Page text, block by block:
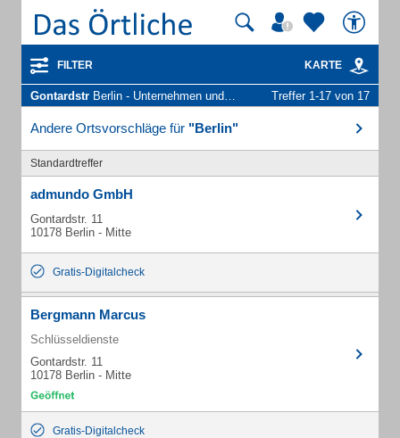
FILTER KARTE
Gontardstr Berlin - Unternehmen und Personen Treffer 1-17 von 17
Andere Ortsvorschläge für "Berlin"
Standardtreffer
admundo GmbH
Gontardstr. 11
10178 Berlin - Mitte
Gratis-Digitalcheck
Bergmann Marcus
Schlüsseldienste
Gontardstr. 11
10178 Berlin - Mitte
Gratis-Digitalcheck